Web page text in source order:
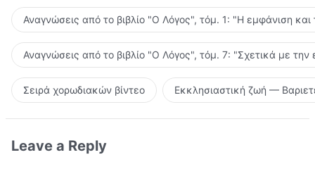
Αναγνώσεις από το βιβλίο "Ο Λόγος", τόμ. 1: "Η εμφάνιση
Αναγνώσεις από το βιβλίο "Ο Λόγος", τόμ. 7: "Σχετικά με την
Σειρά χορωδιακών βίντεο Εκκλησιαστική ζωή —
Leave a Reply